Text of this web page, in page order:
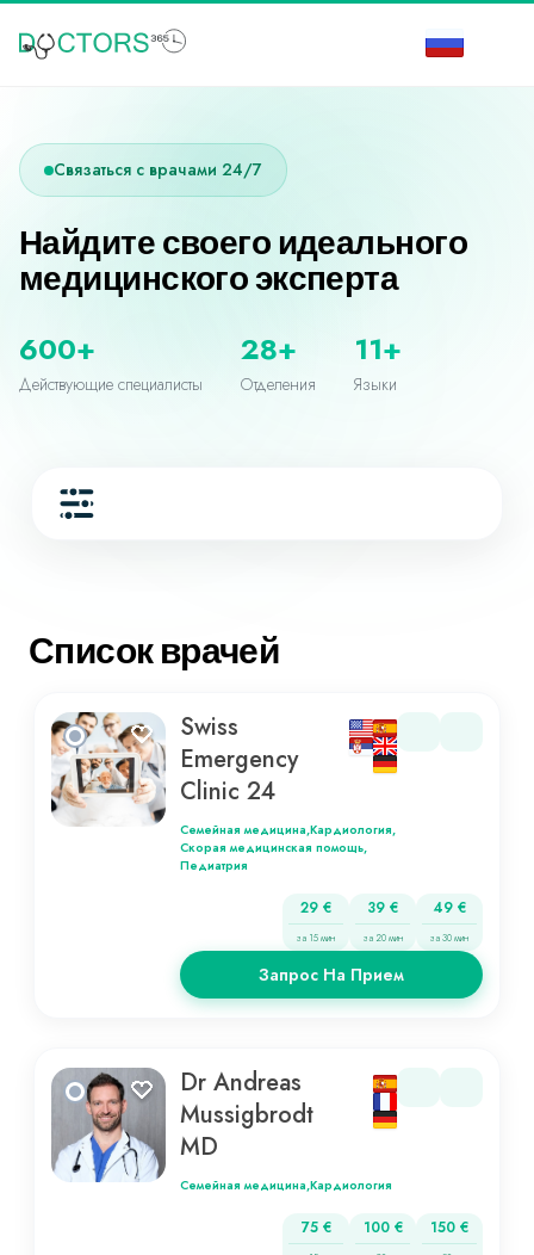
Связаться с врачами 24/7
Найдите своего идеального
медицинского эксперта
600+
Действующие специалисты
28+
Отделения
11+
Языки
Список врачей
Swiss
Emergency
Clinic 24
Семейная медицина,Кардиология,
Скорая медицинская помощь,
Педиатрия
29 €
за 15 мин
39 €
за 20 мин
49 €
за 30 мин
Запрос На Прием
Dr Andreas
Mussigbrodt
MD
Семейная медицина,Кардиология
75 € 100 € 150 €